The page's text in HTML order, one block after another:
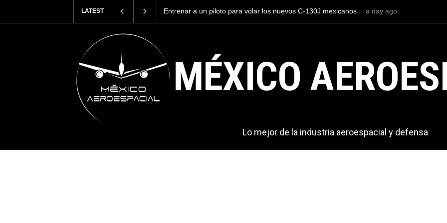
LATEST
Con 35,900 pasajeros el AIFA está entre los aeropuertos con
AICM.
La industria naval
2 days ago
MÉXICO
Lo mejor de la industria aeroespacial y defensa